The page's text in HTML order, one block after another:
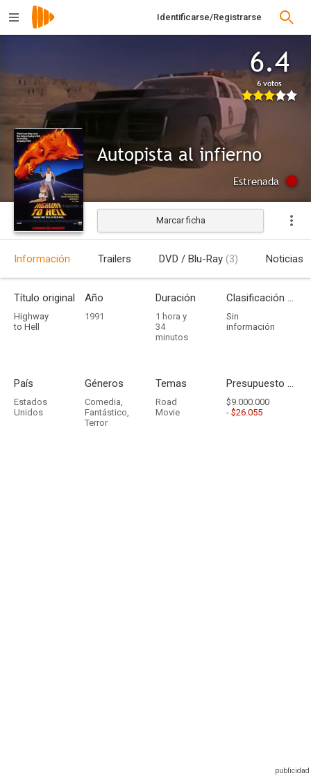
Identificarse/Registrarse
6.4
6 votos
Autopista al infierno
Estrenada
Marcar ficha
Información Trailers DVD / Blu-Ray (3) Noticias
Título original
Highway
to Hell
Año
1991
Duración
1 hora y
34
minutos
Clasificación por edades
Sin
información
País
Estados
Unidos
Géneros
Comedia,
Fantástico,
Terror
Temas
Road
Movie
Presupuesto - Ingresos
$9.000.000
- $26.055